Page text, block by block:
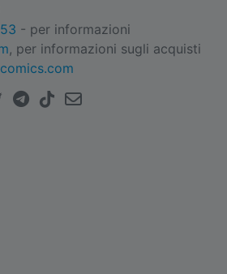
- per informazioni
, per informazioni sugli acquisti